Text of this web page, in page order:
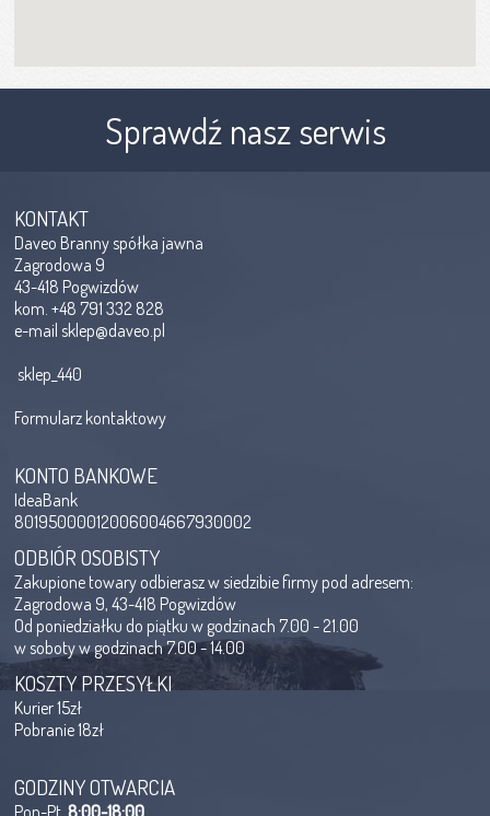
Sprawdź nasz serwis
KONTAKT
Daveo Branny spółka jawna
Zagrodowa 9
43-418 Pogwizdów
kom. +48 791 332 828
e-mailsklep@daveo.pl
sklep_440
Formularz kontaktowy
KONTO BANKOWE
IdeaBank
80195000012006004667930002
ODBIÓR OSOBISTY
Zakupione towary odbierasz w siedzibie firmy pod adresem:
Zagrodowa 9, 43-418 Pogwizdów
Od poniedziałku do piątku w godzinach 7.00 - 21.00
w soboty w godzinach 7.00 - 14.00
KOSZTY PRZESYŁKI
Kurier 15zł
Pobranie 18zł
GODZINY OTWARCIA
Pon-Pt8:00-18:00